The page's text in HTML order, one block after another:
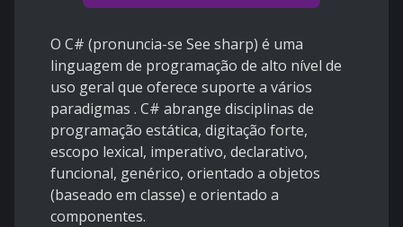
O C# (pronuncia-se See sharp) é uma
linguagem de programação de alto nível de
uso geral que oferece suporte a vários
paradigmas . C# abrange disciplinas de
programação estática, digitação forte,
escopo lexical, imperativo, declarativo,
funcional, genérico, orientado a objetos
(baseado em classe) e orientado a
componentes.